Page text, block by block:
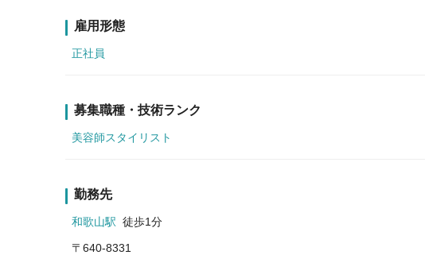
雇用形態
正社員
募集職種・技術ランク
美容師スタイリスト
勤務先
和歌山駅 徒歩1分
〒640-8331